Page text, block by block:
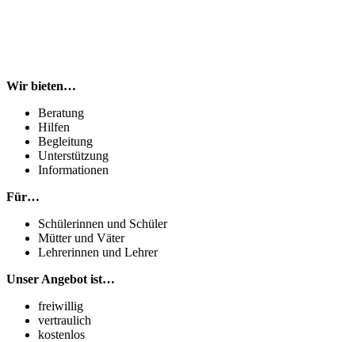
Wir bieten…
Beratung
Hilfen
Begleitung
Unterstützung
Informationen
Für…
Schülerinnen und Schüler
Mütter und Väter
Lehrerinnen und Lehrer
Unser Angebot ist…
freiwillig
vertraulich
kostenlos